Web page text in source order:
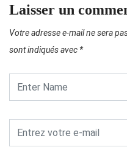
Laisser un
Votre adresse e-mail ne sera
sont indiqués avec *